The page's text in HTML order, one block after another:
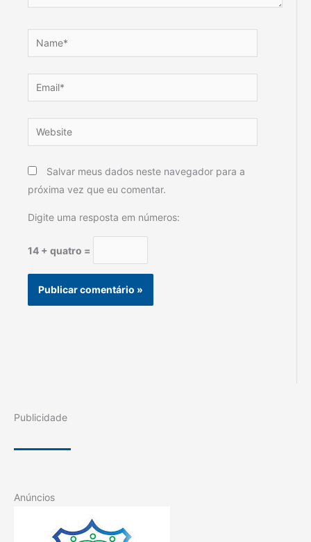
Name*
Email*
Website
Salvar meus dados neste navegador para a
próxima vez que eu comentar.
Digite uma resposta em números:
14 + quatro =
Publicidade
Anúncios